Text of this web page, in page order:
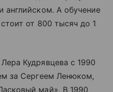
А обучение
от 800 тысяч до 1
Кудрявцева с 1990
за Сергеем Ленюком,
май». В 1990